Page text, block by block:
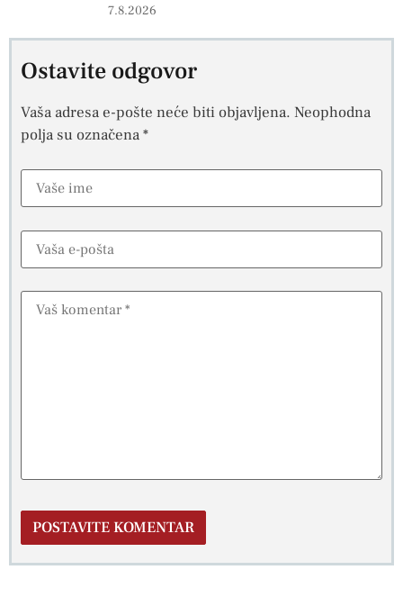
7.8.2026
Ostavite odgovor
Vaša adresa e-pošte neće biti objavljena. Neophodna
polja su označena*